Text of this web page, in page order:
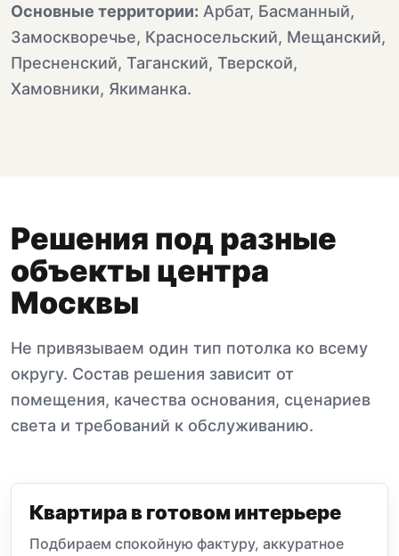
Основные территории: Арбат, Басманный,
Замоскворечье, Красносельский, Мещанский,
Пресненский, Таганский, Тверской,
Хамовники, Якиманка.
Решения под разные
объекты центра
Москвы
Не привязываем один тип потолка ко всему
округу. Состав решения зависит от
помещения, качества основания, сценариев
света и требований к обслуживанию.
Квартира в готовом интерьере
Подбираем спокойную фактуру, аккуратное